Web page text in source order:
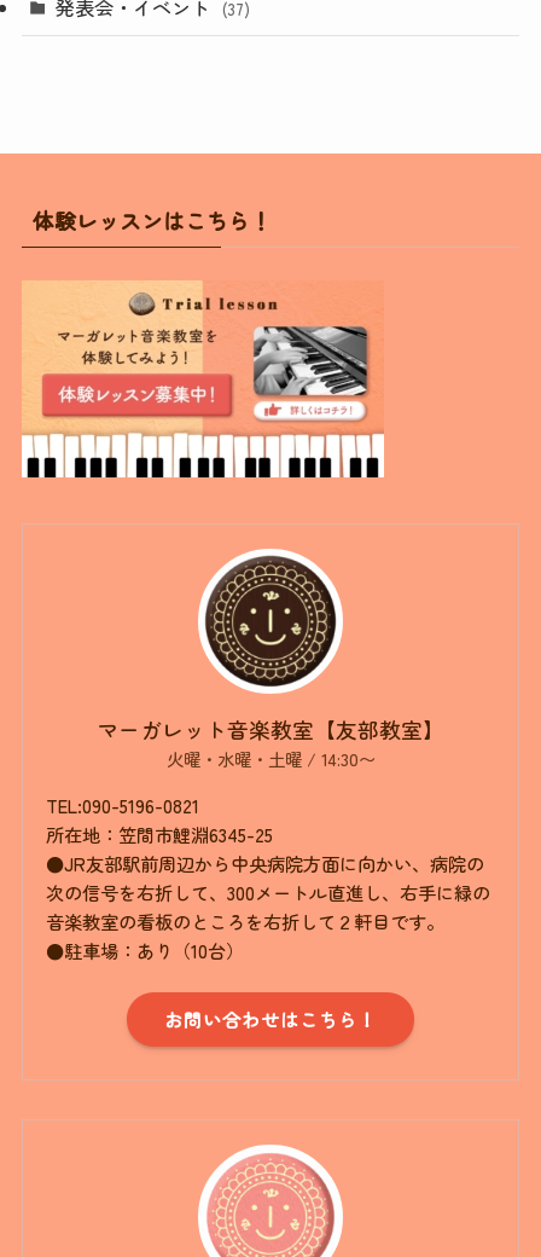
発表会・イベント (37)
体験レッスンはこちら！
マーガレット音楽教室【友部教室】
火曜・水曜・土曜 / 14:30〜
TEL:090-5196-0821
所在地：笠間市鯉淵6345-25
●JR友部駅前周辺から中央病院方面に向かい、病院の
次の信号を右折して、300メートル直進し、右手に緑の
音楽教室の看板のところを右折して２軒目です。
●駐車場：あり（10台）
お問い合わせはこちら！